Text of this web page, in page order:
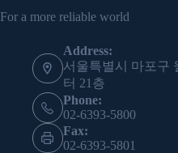
For a more reliable world
Address:
서울특별시 마포구
터 21층
Phone:
02-6393-5800
Fax:
02-6393-5801